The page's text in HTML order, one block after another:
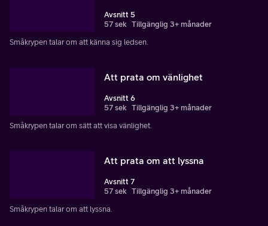
Avsnitt 5
57 sek Tillgänglig 3+ månader
Småkrypen talar om att känna sig ledsen.
Att prata om vänlighet
Avsnitt 6
57 sek Tillgänglig 3+ månader
Småkrypen talar om sätt att visa vänlighet.
Att prata om att lyssna
Avsnitt 7
57 sek Tillgänglig 3+ månader
Småkrypen talar om att lyssna.